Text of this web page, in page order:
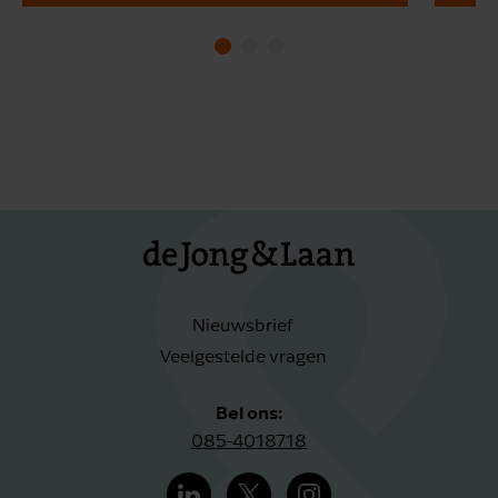
Nieuwsbrief
Veelgestelde vragen
Bel ons:
085-4018718